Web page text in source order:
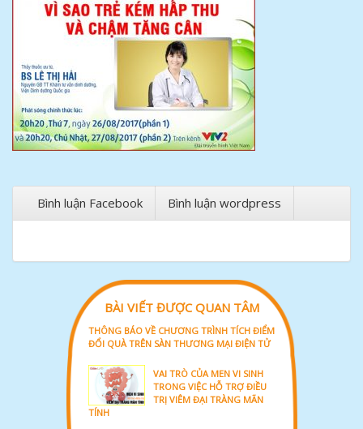
Bình luận Facebook Bình luận wordpress
BÀI VIẾT ĐƯỢC QUAN TÂM
THÔNG BÁO VỀ CHƯƠNG TRÌNH TÍCH ĐIỂM
ĐỔI QUÀ TRÊN SÀN THƯƠNG MẠI ĐIỆN TỬ
VAI TRÒ CỦA MEN VI SINH
TRONG VIỆC HỖ TRỢ ĐIỀU
TRỊ VIÊM ĐẠI TRÀNG MÃN
TÍNH